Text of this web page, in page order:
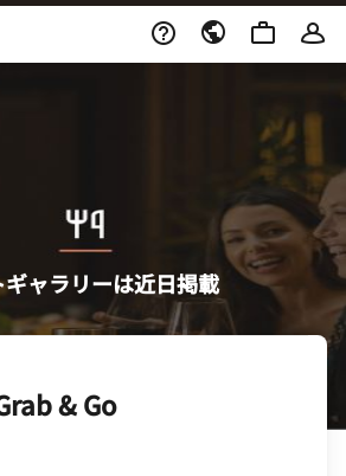
Bonvoy
ャラリーは近日掲載
& Go